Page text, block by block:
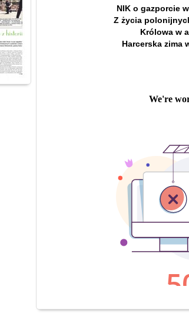
NIK o gazporcie
Z życia
Królowa w
Harcerska zima